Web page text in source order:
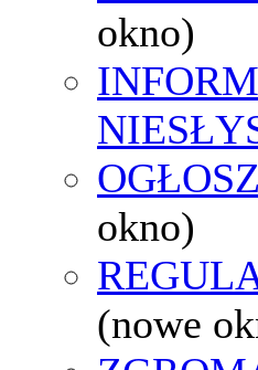
okno)
okno)
(nowe